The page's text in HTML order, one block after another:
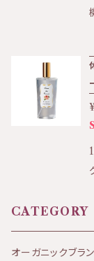
CATEGORY
オーガニックブラ